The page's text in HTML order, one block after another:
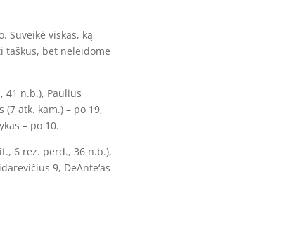
Suveikė viskas, ką
taškus, bet neleidome
41 n.b.), Paulius
(7 atk. kam.) – po 19,
– po 10.
6 rez. perd., 36 n.b.),
9, DeAnte‘as